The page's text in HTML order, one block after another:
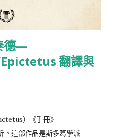
德—
翻譯與
）《手冊》
。這部作品是斯多葛學派